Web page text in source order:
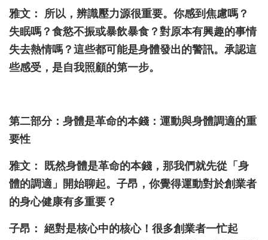
雅文： 所以，辨識壓力源很重要。你感到焦慮嗎？
失眠嗎？食慾不振或暴飲暴食？對原本有興趣的事情
失去熱情嗎？這些都可能是身體發出的警訊。承認這
些感受，是自我照顧的第一步。
第二部分：身體是革命的本錢：運動與身體調適的重
要性
雅文： 既然身體是革命的本錢，那我們就先從「身
體的調適」開始聊起。子昂，你覺得運動對於創業者
的身心健康有多重要？
子昂： 絕對是核心中的核心！很多創業者一忙起